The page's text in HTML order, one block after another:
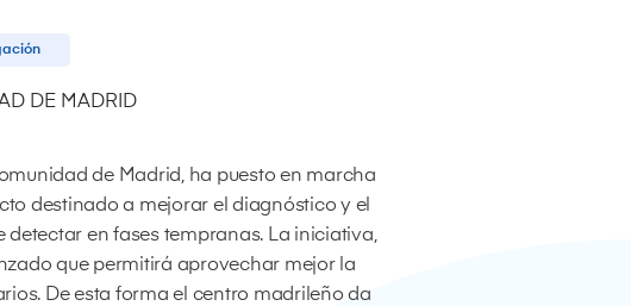
DE MADRID
de Madrid, ha puesto en marcha
destinado a mejorar el diagnóstico y el
en fases tempranas. La iniciativa,
que permitirá aprovechar mejor la
De esta forma el centro madrileño da